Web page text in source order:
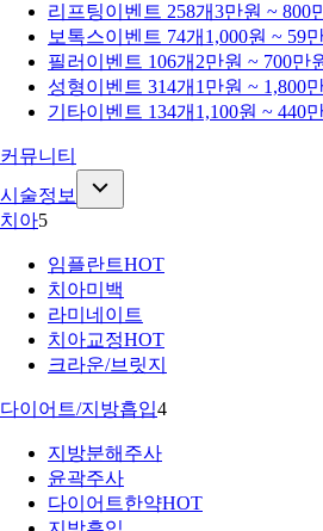
리프팅이벤트 258개3만원 ~ 800
보톡스이벤트 74개 1,000원 ~ 59
필러 이벤트 106개 2만원 ~ 700만
성형이벤트 314개 1만원 ~ 1,800
기타이벤트 134개 1,100원 ~ 440
커뮤니티
시술정보
치아5
임플란트HOT
치아미백
라미네이트
치아교정HOT
크라운/브릿지
다이어트/지방흡입4
지방분해주사
윤곽주사
다이어트한약HOT